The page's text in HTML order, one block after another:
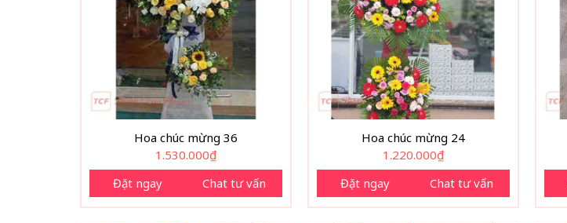
Hoa chúc mừng 36
1.530.000₫
Đặt ngay
Chat tư vấn
Hoa chúc mừng 24
1.220.000₫
Đặt ngay
Chat tư vấn